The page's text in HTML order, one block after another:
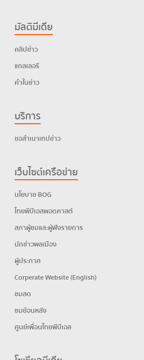
มัลติมีเดีย
คลิปข่าว
แกลเลอรี
คำในข่าว
บริการ
ขอสำเนาเทปข่าว
เว็บไซต์เครือข่าย
นโยบาย BOG
ไทยพีบีเอสพอดคาสต์
สภาผู้ชมและผู้ฟังรายการ
นักข่าวพลเมือง
ผู้ประกาศ
Corperate Website (English)
ชมสด
ชมย้อนหลัง
ศูนย์เพื่อนไทยพีบีเอส